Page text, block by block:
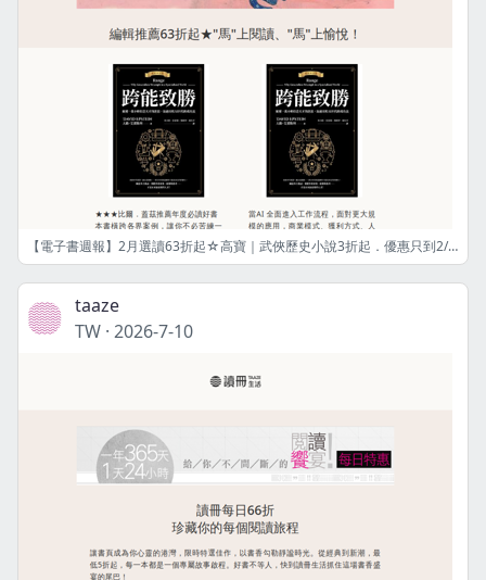
【電子書週報】2月選讀63折起☆高寶｜武俠歷史小說3折起．優惠只到2/28！"馬"上閱讀、"馬"上愉悅！
taaze
TW · 2026-7-10